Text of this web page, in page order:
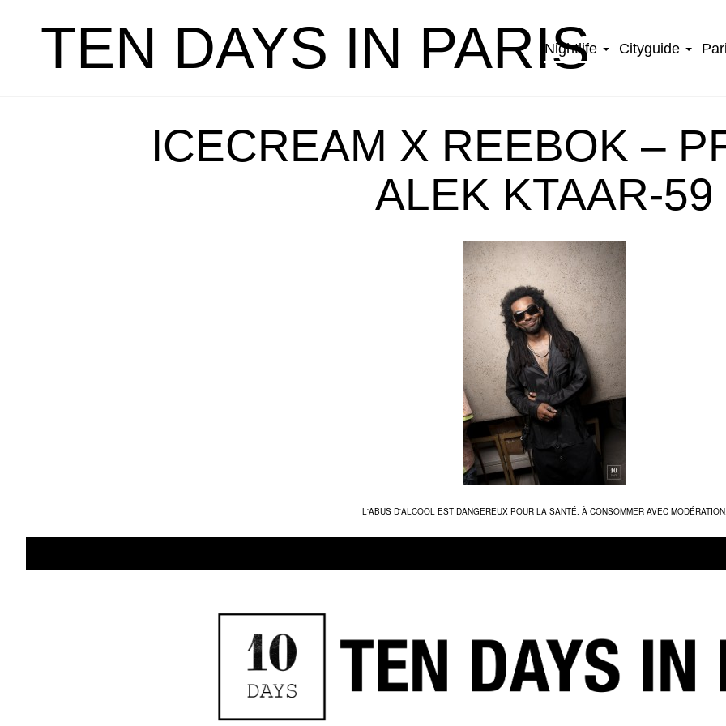
TEN DAYS IN PARIS
Nightlife Cityguide
ICECREAM X REEBOK –
ALEK KTAAR-59
L'ABUS D'ALCOOL EST DANGEREUX POUR LA SANTÉ. À CONSOMMER AVEC